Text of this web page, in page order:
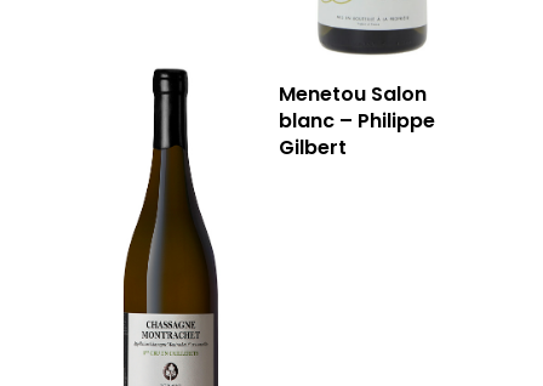
Menetou Salon
blanc – Philippe
Gilbert